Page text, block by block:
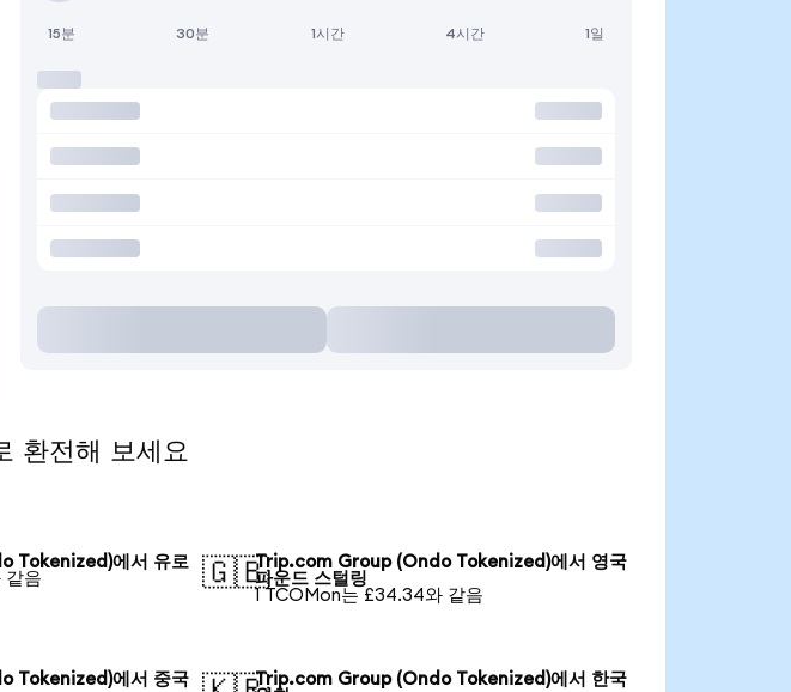
15분 30분 1시간 4시간 1일
전해 보세요
Tokenized)에서 유로
같음
🇬🇧Trip.com Group (Ondo Tokenized)에서 영국
파운드 스털링
1 TCOMon는 £34.34와 같음
Tokenized)에서 중국
Trip.com Group (Ondo Tokenized)에서 한국